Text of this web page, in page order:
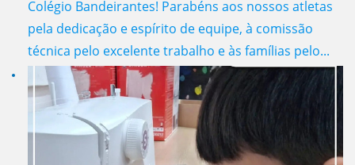
Colégio Bandeirantes! Parabéns aos nossos atletas
pela dedicação e espírito de equipe, à comissão
técnica pelo excelente trabalho e às famílias pelo...